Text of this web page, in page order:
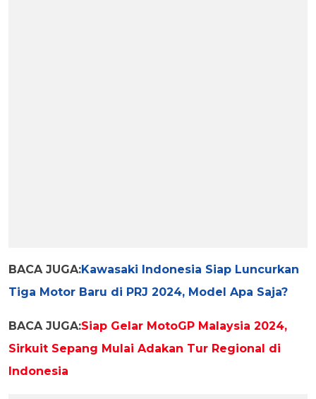
BACA JUGA:Kawasaki Indonesia Siap Luncurkan
Tiga Motor Baru di PRJ 2024, Model Apa Saja?
BACA JUGA:Siap Gelar MotoGP Malaysia 2024,
Sirkuit Sepang Mulai Adakan Tur Regional di
Indonesia